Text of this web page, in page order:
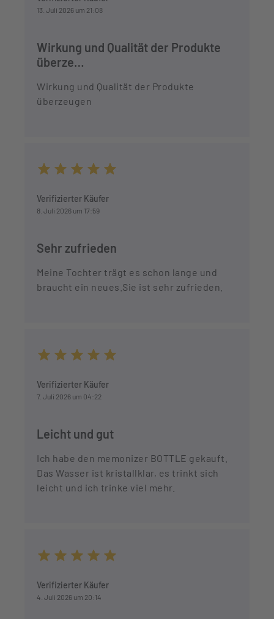
13. Juli 2026 um 21:08
Wirkung und Qualität der Produkte
überze…
Wirkung und Qualität der Produkte
überzeugen
Verifizierter Käufer
8. Juli 2026 um 17:59
Sehr zufrieden
Meine Tochter trägt es schon lange und
braucht ein neues.Sie ist sehr zufrieden.
Verifizierter Käufer
7. Juli 2026 um 04:22
Leicht und gut
Ich habe den memonizer BOTTLE gekauft.
Das Wasser ist kristallklar, es trinkt sich
leicht und ich trinke viel mehr.
Verifizierter Käufer
4. Juli 2026 um 20:14